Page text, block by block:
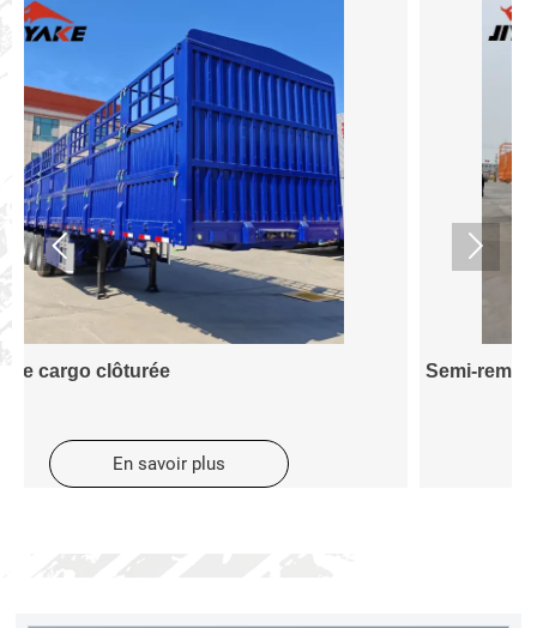
Semi-remorque à parois latérales
En savoir plus
 